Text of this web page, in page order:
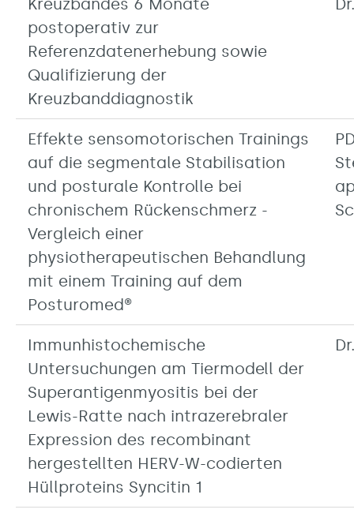
Kreuzbandes 6 Monate
postoperativ zur
Referenzdatenerhebung sowie
Qualifizierung der
Kreuzbanddiagnostik
Effekte sensomotorischen Trainings
auf die segmentale Stabilisation
und posturale Kontrolle bei
chronischem Rückenschmerz -
Vergleich einer
physiotherapeutischen Behandlung
mit einem Training auf dem
Posturomed®
Immunhistochemische
Untersuchungen am Tiermodell der
Superantigenmyositis bei der
Lewis-Ratte nach intrazerebraler
Expression des recombinant
hergestellten HERV-W-codierten
Hüllproteins Syncitin 1